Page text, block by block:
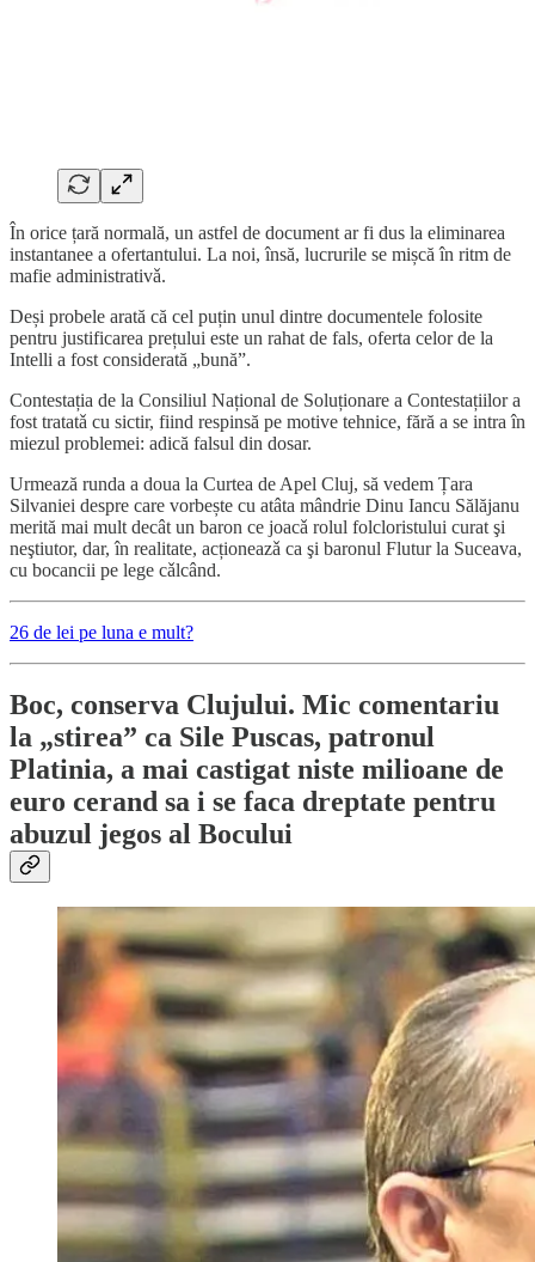
În orice țară normală, un astfel de document ar fi dus la eliminarea
instantanee a ofertantului. La noi, însă, lucrurile se mișcă în ritm de
mafie administrativǎ.
Deși probele arată că cel puțin unul dintre documentele folosite
pentru justificarea prețului este un rahat de fals, oferta celor de la
Intelli a fost considerată „bună”.
Contestația de la Consiliul Național de Soluționare a Contestațiilor a
fost tratatǎ cu sictir, fiind respinsă pe motive tehnice, fără a se intra în
miezul problemei: adică falsul din dosar.
Urmează runda a doua la Curtea de Apel Cluj, să vedem Țara
Silvaniei despre care vorbește cu atâta mândrie Dinu Iancu Sălăjanu
merită mai mult decât un baron ce joacǎ rolul folcloristului curat şi
neştiutor, dar, în realitate, acționeazǎ ca şi baronul Flutur la Suceava,
cu bocancii pe lege cǎlcând.
26 de lei pe luna e mult?
Boc, conserva Clujului. Mic comentariu
la „stirea” ca Sile Puscas, patronul
Platinia, a mai castigat niste milioane de
euro cerand sa i se faca dreptate pentru
abuzul jegos al Bocului